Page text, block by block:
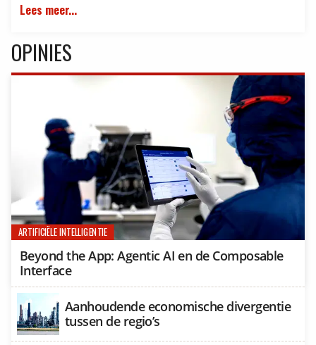
Lees meer...
OPINIES
ARTIFICIËLE INTELLIGENTIE
Beyond the App: Agentic AI en de Composable
Interface
Aanhoudende economische divergentie
tussen de regio’s